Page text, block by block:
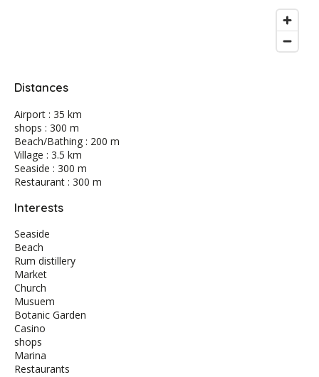
Distances
Airport : 35 km
shops : 300 m
Beach/Bathing : 200 m
Village : 3.5 km
Seaside : 300 m
Restaurant : 300 m
Interests
Seaside
Beach
Rum distillery
Market
Church
Musuem
Botanic Garden
Casino
shops
Marina
Restaurants